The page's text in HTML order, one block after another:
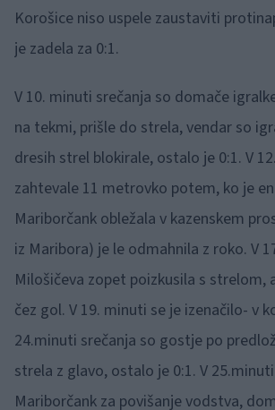
Korošice niso uspele zaustaviti
je zadela za 0:1.
V 10. minuti srečanja so domače
na tekmi, prišle do strela, vendar so
dresih strel blokirale, ostalo je 0:1. V
zahtevale 11 metrovko potem, ko je
Mariborčank obležala v kazenskem
iz Maribora) je le odmahnila z roko. V
Milošičeva zopet poizkusila s strelom,
čez gol. V 19. minuti se je izenačilo- v
24.minuti srečanja so gostje po
strela z glavo, ostalo je 0:1. V
Mariborčank za povišanje vodstva,